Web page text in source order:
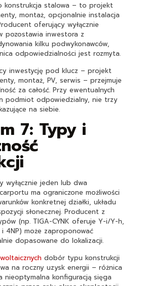
konstrukcja stalowa – to projekt
montaż, opcjonalnie instalacja
oferujący wyłącznie
pozostawia inwestora z
kilku podwykonawców,
odpowiedzialności jest rozmyta.
inwestycję pod klucz – projekt
montaż, PV, serwis – przejmuje
za całość. Przy ewentualnych
podmiot odpowiedzialny, nie trzy
na siebie.
7: Typy i
wyłącznie jeden lub dwa
ma ograniczone możliwości
konkretnej działki, układu
słonecznej. Producent z
(np. TIGA-CYNK oferuje Y-i/Y-h,
4NP) może zaproponować
dopasowane do lokalizacji.
dobór typu konstrukcji
na roczny uzysk energii – różnica
nieoptymalna konfiguracją sięga